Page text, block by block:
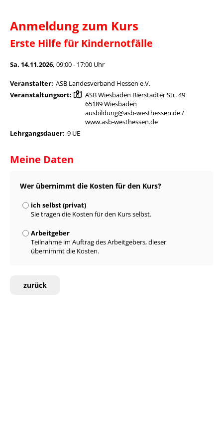
Anmeldung zum Kurs
Erste Hilfe für Kindernotfälle
Sa. 14.11.2026, 09:00 - 17:00 Uhr
Veranstalter: ASB Landesverband Hessen e.V.
Veranstaltungsort:
ASB Wiesbaden Bierstadter Str. 49
65189 Wiesbaden
ausbildung@asb-westhessen.de /
www.asb-westhessen.de
Lehrgangsdauer: 9 UE
Meine Daten
Wer übernimmt die Kosten für den Kurs?
ich selbst (privat)
Sie tragen die Kosten für den Kurs selbst.
Arbeitgeber
Teilnahme im Auftrag des Arbeitgebers, dieser
übernimmt die Kosten.
zurück